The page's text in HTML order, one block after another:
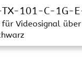
TX-101-C-1G-
Videosignal